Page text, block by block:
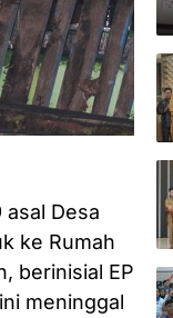
Desa
ke Rumah
berinisial EP
meninggal